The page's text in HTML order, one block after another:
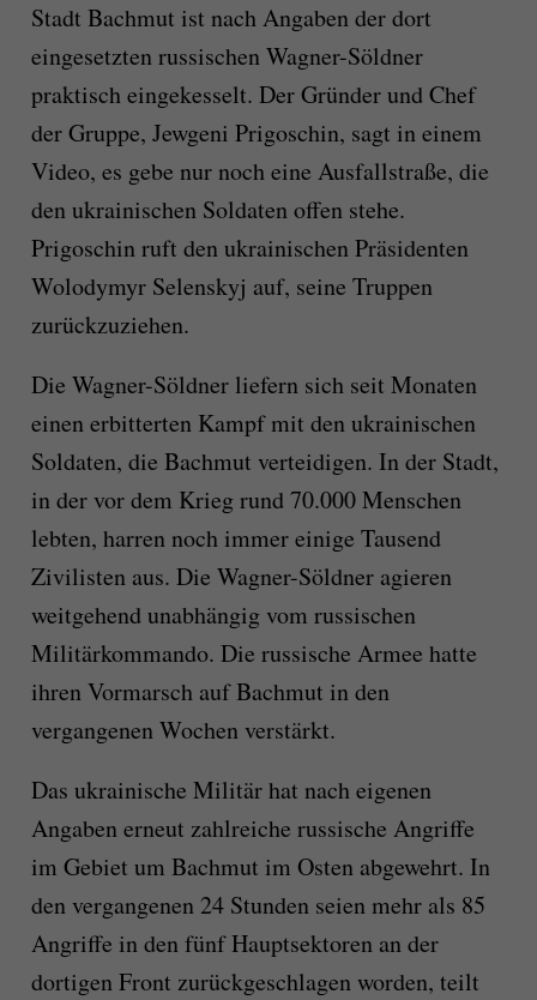
Stadt Bachmut ist nach Angaben der dort
eingesetzten russischen Wagner-Söldner
praktisch eingekesselt. Der Gründer und Chef
der Gruppe, Jewgeni Prigoschin, sagt in einem
Video, es gebe nur noch eine Ausfallstraße, die
den ukrainischen Soldaten offen stehe.
Prigoschin ruft den ukrainischen Präsidenten
Wolodymyr Selenskyj auf, seine Truppen
zurückzuziehen.
Die Wagner-Söldner liefern sich seit Monaten
einen erbitterten Kampf mit den ukrainischen
Soldaten, die Bachmut verteidigen. In der Stadt,
in der vor dem Krieg rund 70.000 Menschen
lebten, harren noch immer einige Tausend
Zivilisten aus. Die Wagner-Söldner agieren
weitgehend unabhängig vom russischen
Militärkommando. Die russische Armee hatte
ihren Vormarsch auf Bachmut in den
vergangenen Wochen verstärkt.
Das ukrainische Militär hat nach eigenen
Angaben erneut zahlreiche russische Angriffe
im Gebiet um Bachmut im Osten abgewehrt. In
den vergangenen 24 Stunden seien mehr als 85
Angriffe in den fünf Hauptsektoren an der
dortigen Front zurückgeschlagen worden, teilt